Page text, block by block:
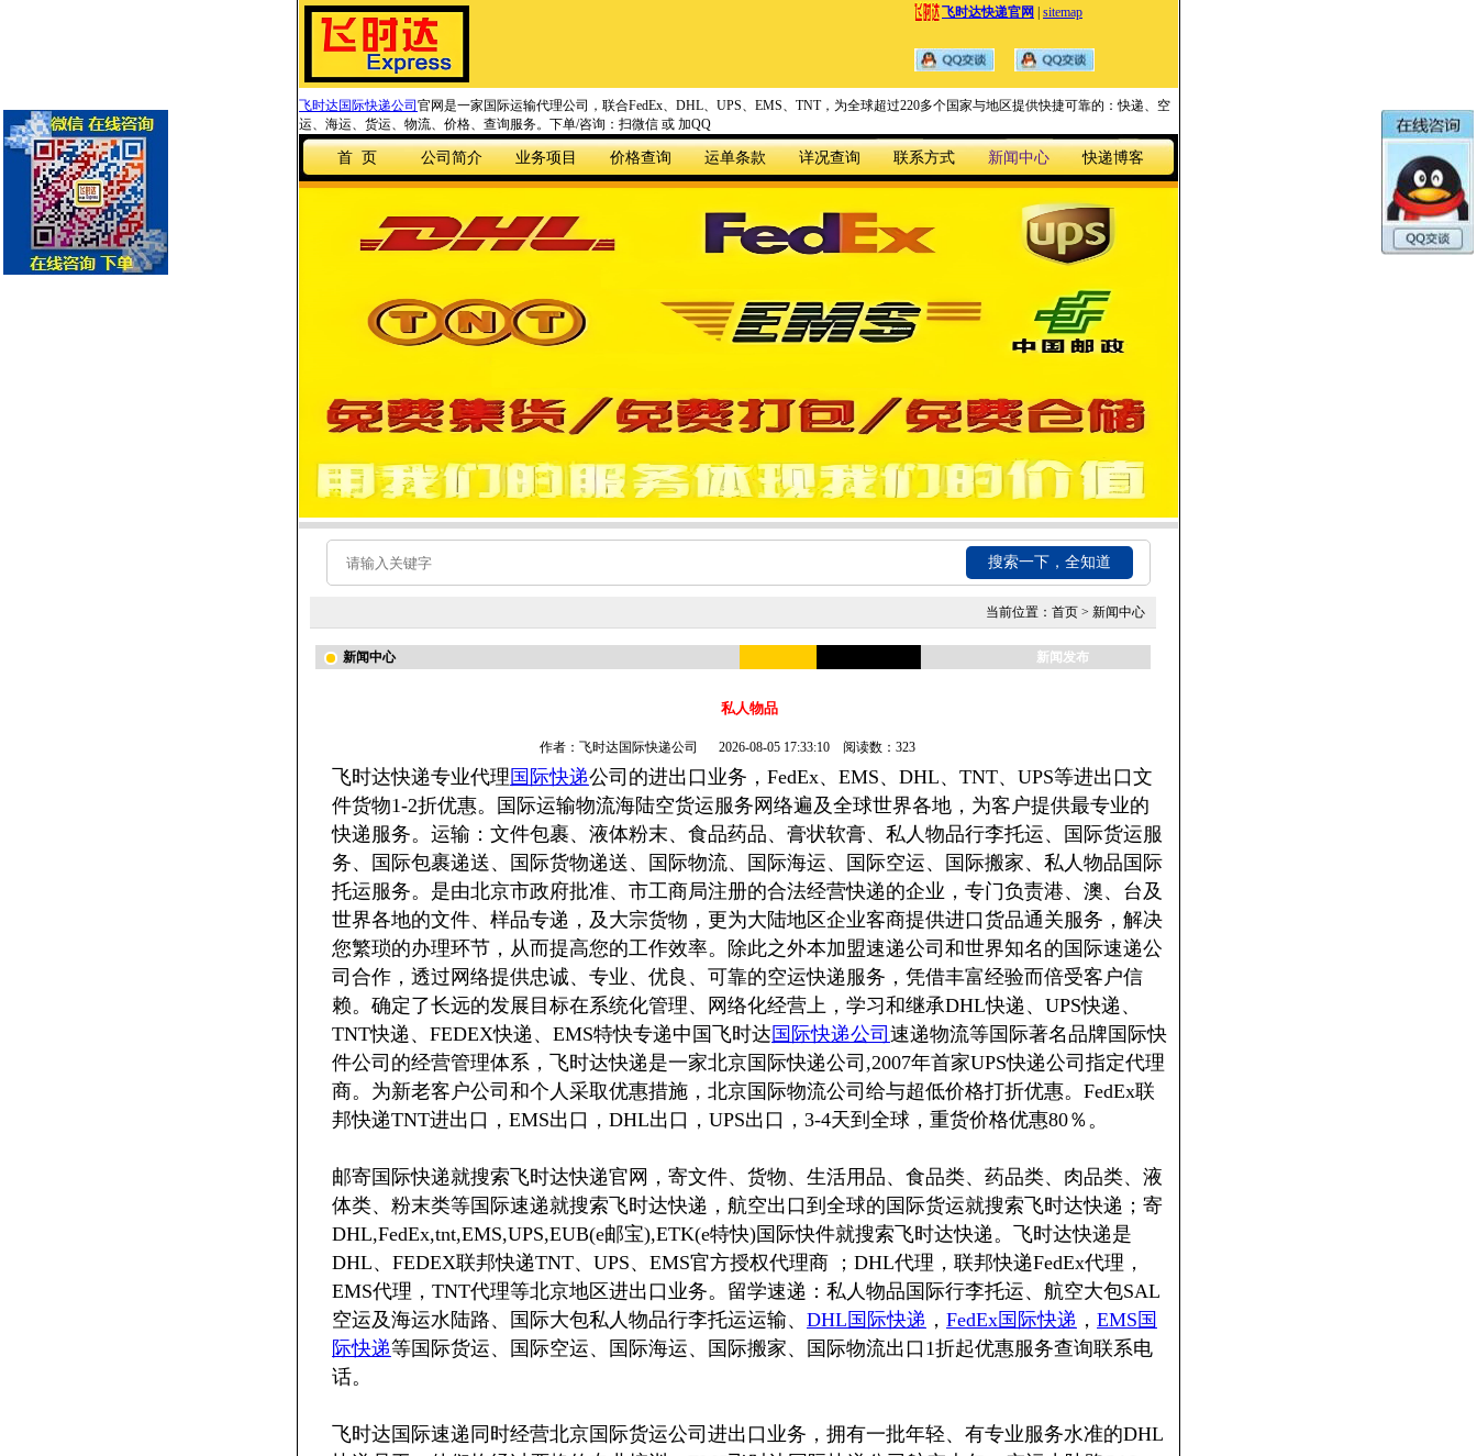
飞时达快递官网 sitemap
飞时达国际快递公司 官网是一家国际运输代理公司，联合FedEx、DHL、UPS、EMS、TNT，为全球超过220多个国家与地区提供快捷可靠的：快递、空
运、海运、货运、物流、价格、查询服务。下单/咨询：扫微信 或 加QQ
首 页 公司简介 业务项目 价格查询 运单条款 详况查询 联系方式 新闻中心 快递博客
搜索一下，全知道
当前位置： 首页 > 新闻中心
新闻中心 新闻发布
私人物品
作者：飞时达国际快递公司 2026-08-05 17:33:10 阅读数：323
飞时达快递专业代理 国际快递公司的进出口业务，FedEx、EMS、DHL、TNT、UPS等进出口文
件货物1-2折优惠。国际运输物流海陆空货运服务网络遍及全球世界各地，为客户提供最专业的
快递服务。运输：文件包裹、液体粉末、食品药品、膏状软膏、私人物品行李托运、国际货运服
务、国际包裹递送、国际货物递送、国际物流、国际海运、国际空运、国际搬家、私人物品国际
托运服务。是由北京市政府批准、市工商局注册的合法经营快递的企业，专门负责港、澳、台及
世界各地的文件、样品专递，及大宗货物，更为大陆地区企业客商提供进口货品通关服务，解决
您繁琐的办理环节，从而提高您的工作效率。除此之外本加盟速递公司和世界知名的国际速递公
司合作，透过网络提供忠诚、专业、优良、可靠的空运快递服务，凭借丰富经验而倍受客户信
赖。确定了长远的发展目标在系统化管理、网络化经营上，学习和继承DHL快递、UPS快递、
TNT快递、FEDEX快递、EMS特快专递中国飞时达 国际快递公司 速递物流等国际著名品牌国际快
件公司的经营管理体系，飞时达快递是一家北京国际快递公司,2007年首家UPS快递公司指定代理
商。为新老客户公司和个人采取优惠措施，北京国际物流公司给与超低价格打折优惠。FedEx联
邦快递TNT进出口，EMS出口，DHL出口，UPS出口，3-4天到全球，重货价格优惠80％。
邮寄国际快递就搜索飞时达快递官网，寄文件、货物、生活用品、食品类、药品类、肉品类、液
体类、粉末类等国际速递就搜索飞时达快递，航空出口到全球的国际货运就搜索飞时达快递；寄
DHL,FedEx,tnt,EMS,UPS,EUB(e邮宝),ETK(e特快)国际快件就搜索飞时达快递。飞时达快递是
DHL、FEDEX联邦快递TNT、UPS、EMS官方授权代理商 ；DHL代理，联邦快递FedEx代理，
EMS代理，TNT代理等北京地区进出口业务。留学速递：私人物品国际行李托运、航空大包SAL
空运及海运水陆路、国际大包私人物品行李托运运输、 DHL国际快递 ， FedEx国际快递 ， EMS国
际快递等国际货运、国际空运、国际海运、国际搬家、国际物流出口1折起优惠服务查询联系电
话。
飞时达国际速递同时经营北京国际货运公司进出口业务，拥有一批年轻、有专业服务水准的DHL